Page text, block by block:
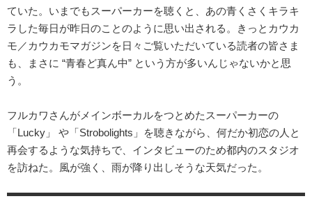
ていた。いまでもスーパーカーを聴くと、あの青くさくキラキ
ラした毎日が昨日のことのように思い出される。きっとカウカ
モ／カウカモマガジンを日々ご覧いただいている読者の皆さま
も、まさに “青春ど真ん中” という方が多いんじゃないかと思
う。
フルカワさんがメインボーカルをつとめたスーパーカーの
「Lucky」 や「Strobolights」を聴きながら、何だか初恋の人と
再会するような気持ちで、インタビューのため都内のスタジオ
を訪ねた。風が強く、雨が降り出しそうな天気だった。